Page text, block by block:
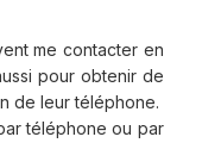
me contacter en
pour obtenir de
de leur téléphone.
téléphone ou par